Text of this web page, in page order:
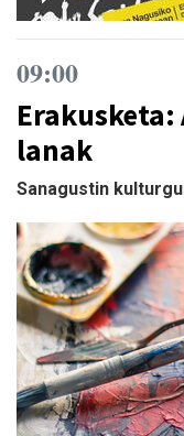
09:00
lanak
Sanagustin